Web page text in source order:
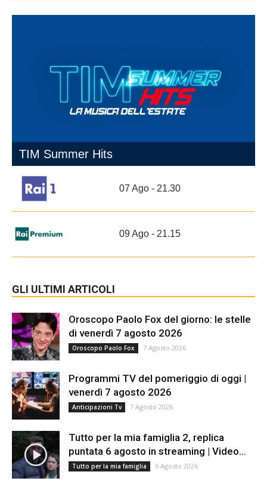
TIM Summer Hits
07 Ago - 21.30
09 Ago - 21.15
GLI ULTIMI ARTICOLI
Oroscopo Paolo Fox del giorno: le stelle
di venerdì 7 agosto 2026
Oroscopo Paolo Fox 7 Agosto 2026
Programmi TV del pomeriggio di oggi |
venerdì 7 agosto 2026
Anticipazioni Tv 7 Agosto 2026
Tutto per la mia famiglia 2, replica
puntata 6 agosto in streaming | Video...
Tutto per la mia famiglia 6 Agosto 2026